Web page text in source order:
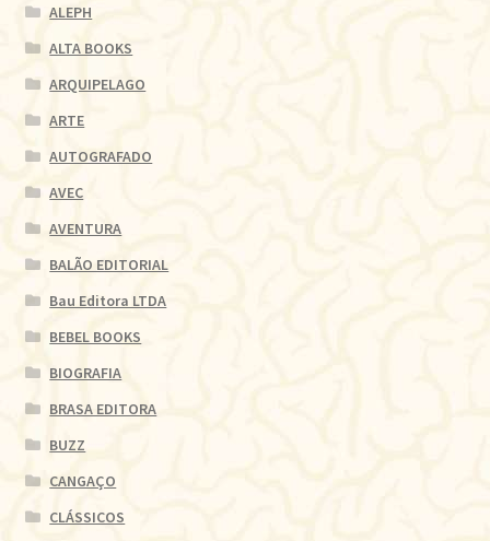
ALEPH
ALTA BOOKS
ARQUIPELAGO
ARTE
AUTOGRAFADO
AVEC
AVENTURA
BALÃO EDITORIAL
Bau Editora LTDA
BEBEL BOOKS
BIOGRAFIA
BRASA EDITORA
BUZZ
CANGAÇO
CLÁSSICOS